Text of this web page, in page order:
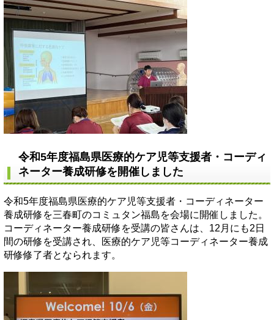
令和5年度福島県医療的ケア児等支援者・コーディ
ネーター養成研修を開催しました
令和5年度福島県医療的ケア児等支援者・コーディネーター
養成研修を三春町のコミュタン福島を会場に開催しました。
コーディネーター養成研修を受講の皆さんは、12月にも2日
間の研修を受講され、医療的ケア児等コーディネーター養成
研修修了者となられます。